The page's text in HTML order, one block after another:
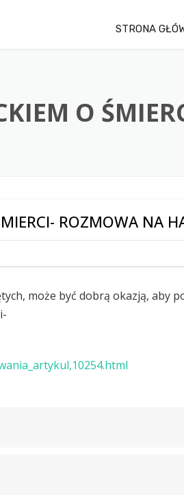
STRONA
O
ROZMOWA NA
może być dobrą okazją, aby